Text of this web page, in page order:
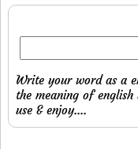
Write your word as a
the meaning of
use & enjoy....